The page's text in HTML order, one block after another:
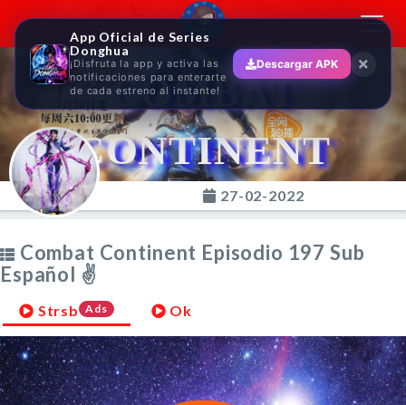
COMBAT
CONTINENT
27-02-2022
Combat Continent Episodio 197 Sub
Español ✌
Strsb Ads Ok
App Oficial de Series
Donghua
¡Disfruta la app y activa las
notificaciones para enterarte
de cada estreno al instante!
Descargar APK